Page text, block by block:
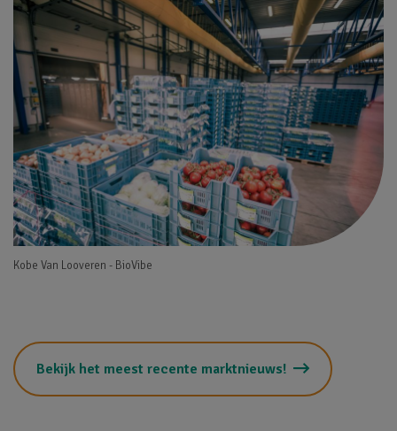
Afbeelding
Kobe Van Looveren - BioVibe
Bekijk het meest recente marktnieuws!